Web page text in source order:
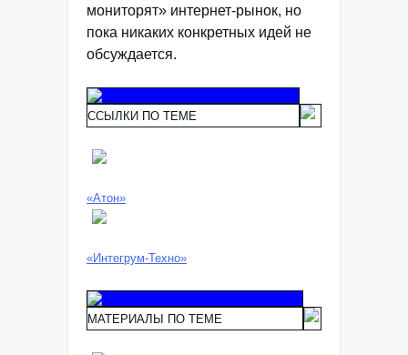
мониторят» интернет-рынок, но
пока никаких конкретных идей не
обсуждается.
ССЫЛКИ ПО ТЕМЕ
«Атон»
«Интегрум-Техно»
МАТЕРИАЛЫ ПО ТЕМЕ